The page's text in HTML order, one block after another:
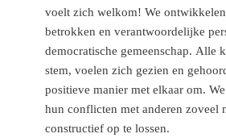
voelt zich welkom! We
betrokken en verantwoordelijke
democratische gemeenschap. Alle
stem, voelen zich gezien en
positieve manier met elkaar om.
hun conflicten met anderen zoveel
constructief op te lossen.